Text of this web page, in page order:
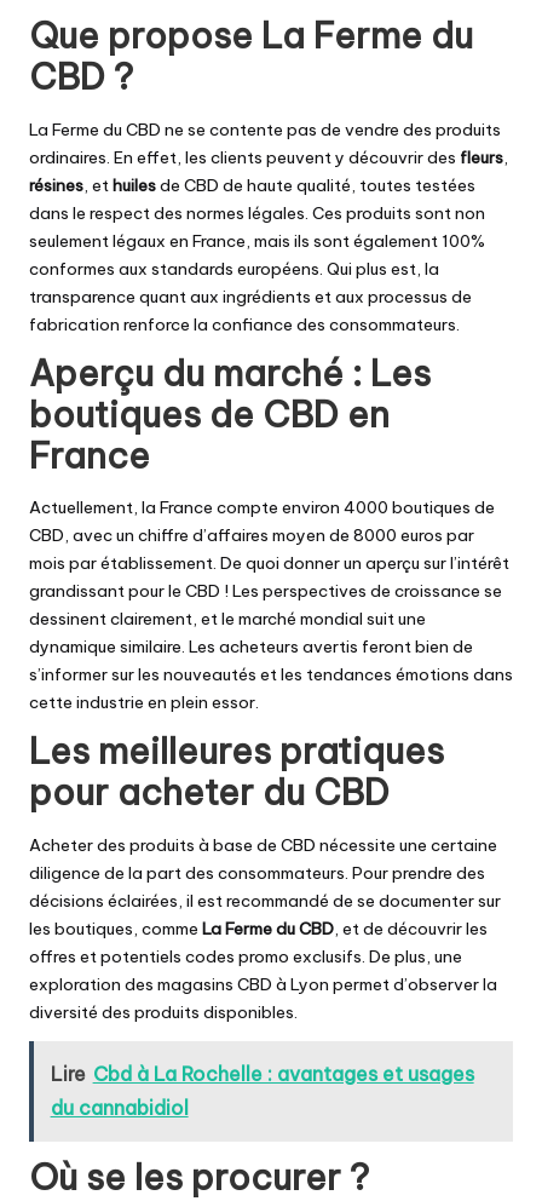
Que propose La Ferme du
CBD ?
La Ferme du CBD ne se contente pas de vendre des produits
ordinaires. En effet, les clients peuvent y découvrir des fleurs,
résines, ethuilesde CBD de haute qualité, toutes testées
dans le respect des normes légales. Ces produits sont non
seulement légaux en France, mais ils sont également 100%
conformes aux standards européens. Qui plus est, la
transparence quant aux ingrédients et aux processus de
fabrication renforce la confiance des consommateurs.
Aperçu du marché : Les
boutiques de CBD en
France
Actuellement, la France compte environ 4000 boutiques de
CBD, avec un chiffre d’affaires moyen de 8000 euros par
mois par établissement. De quoi donner un aperçu sur l’intérêt
grandissant pour le CBD ! Les perspectives de croissance se
dessinent clairement, et le marché mondial suit une
dynamique similaire. Les acheteurs avertis feront bien de
s’informer sur les nouveautés et les tendances émotions dans
cette industrie en plein essor.
Les meilleures pratiques
pour acheter du CBD
Acheter des produits à base de CBD nécessite une certaine
diligence de la part des consommateurs. Pour prendre des
décisions éclairées, il est recommandé de se documenter sur
les boutiques, comme La Ferme du CBD, et de découvrir les
offres et potentiels codes promo exclusifs. De plus, une
exploration des magasins CBD à Lyon permet d’observer la
diversité des produits disponibles.
Lire Cbd à La Rochelle : avantages et usages
du cannabidiol
Où se les procurer ?